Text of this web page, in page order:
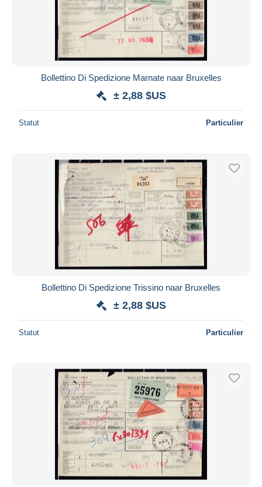
Bollettino Di Spedizione Marnate naar Bruxelles
± 2,88 $US
Statut Particulier
Bollettino Di Spedizione Trissino naar Bruxelles
± 2,88 $US
Statut Particulier